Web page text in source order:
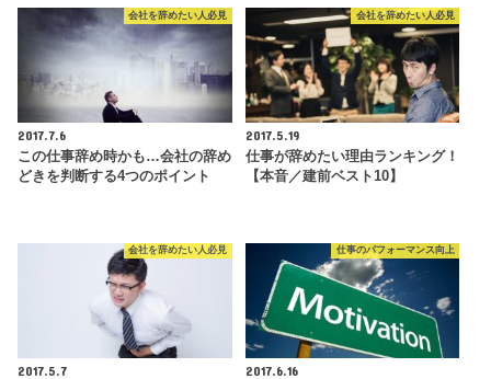
会社を辞めたい人必見
2017.7.6
この仕事辞め時かも…会社の辞め
どきを判断する4つのポイント
会社を辞めたい人必見
2017.5.19
仕事が辞めたい理由ランキング！
【本音／建前ベスト10】
会社を辞めたい人必見
2017.5.7
仕事のパフォーマンス向上
2017.6.16